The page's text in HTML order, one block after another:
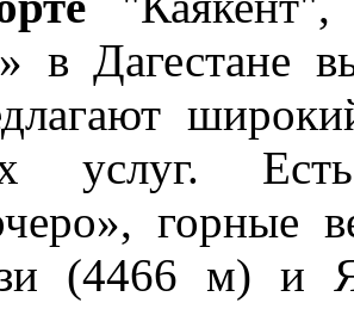
в Дагестане
услуг.
горные
(4466 м) и